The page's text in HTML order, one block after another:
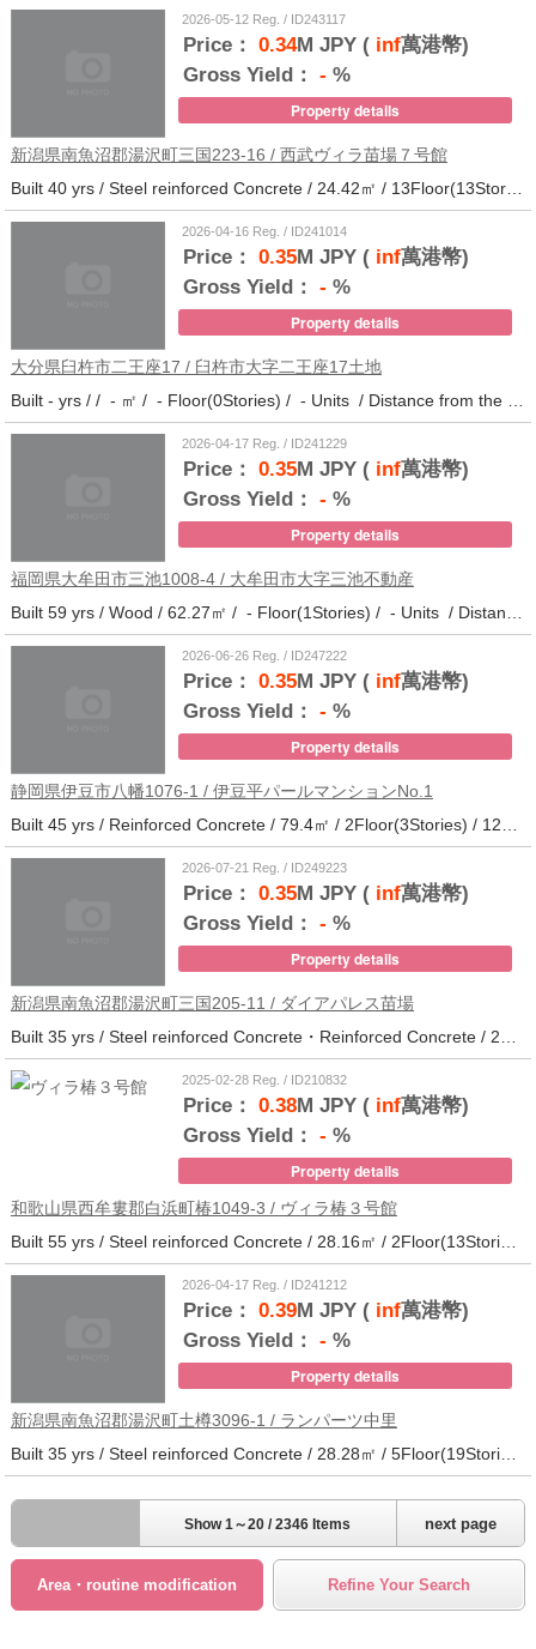
2026-05-12 Reg. / ID243117
Price： 0.34M JPY (inf萬港幣)
Gross Yield： - %
Property details
新潟県南魚沼郡湯沢町三国223-16 / 西武ヴィラ苗場７号館
Built 40 yrs / Steel reinforced Concrete / 24.42㎡ / 13Floor(13Stories) / 372Units / Distance from the station.
2026-04-16 Reg. / ID241014
Price： 0.35M JPY (inf萬港幣)
Gross Yield： - %
Property details
大分県臼杵市二王座17 / 臼杵市大字二王座17土地
2026-04-17 Reg. / ID241229
Price： 0.35M JPY (inf萬港幣)
Gross Yield： - %
Property details
福岡県大牟田市三池1008-4 / 大牟田市大字三池不動産
2026-06-26 Reg. / ID247222
Price： 0.35M JPY (inf萬港幣)
Gross Yield： - %
Property details
静岡県伊豆市八幡1076-1 / 伊豆平パールマンションNo.1
2026-07-21 Reg. / ID249223
Price： 0.35M JPY (inf萬港幣)
Gross Yield： - %
Property details
新潟県南魚沼郡湯沢町三国205-11 / ダイアパレス苗場
2025-02-28 Reg. / ID210832
Price： 0.38M JPY (inf萬港幣)
Gross Yield： - %
Property details
和歌山県西牟婁郡白浜町椿1049-3 / ヴィラ椿３号館
Built 55 yrs / Steel reinforced Concrete / 28.16㎡ / 2Floor(13Stories) / 73Units / Distance from the station.20
2026-04-17 Reg. / ID241212
Price： 0.39M JPY (inf萬港幣)
Gross Yield： - %
Property details
新潟県南魚沼郡湯沢町土樽3096-1 / ランパーツ中里
Built 35 yrs / Steel reinforced Concrete / 28.28㎡ / 5Floor(19Stories) / 309Units / Distance from the station.33
next page
Show 1～20 / 2346 Items
Area・routine modification Refine Your Search